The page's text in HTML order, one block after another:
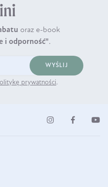
oraz e-book
i odporność".
WYŚLIJ
prywatności.